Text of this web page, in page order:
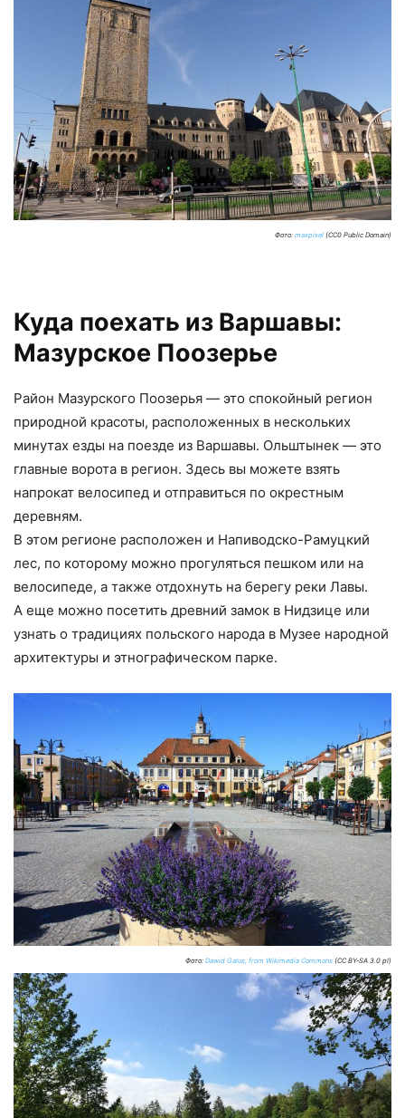
Фото: maxpixel (CC0 Public Domain)
Куда поехать из Варшавы:
Мазурское Поозерье
Район Мазурского Поозерья — это спокойный регион
природной красоты, расположенных в нескольких
минутах езды на поезде из Варшавы. Ольштынек — это
главные ворота в регион. Здесь вы можете взять
напрокат велосипед и отправиться по окрестным
деревням.
В этом регионе расположен и Напиводско-Рамуцкий
лес, по которому можно прогуляться пешком или на
велосипеде, а также отдохнуть на берегу реки Лавы.
А еще можно посетить древний замок в Нидзице или
узнать о традициях польского народа в Музее народной
архитектуры и этнографическом парке.
Фото: Dawid Galus, from Wikimedia Commons (CC BY-SA 3.0 pl)